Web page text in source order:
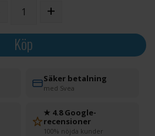
+
Köp
Säker betalning
med Svea
★ 4.8 Google-
recensioner
100% nöjda kunder